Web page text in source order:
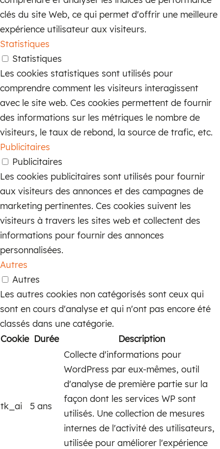
clés du site Web, ce qui permet d'offrir une meilleure
expérience utilisateur aux visiteurs.
Statistiques
Statistiques
Les cookies statistiques sont utilisés pour
comprendre comment les visiteurs interagissent
avec le site web. Ces cookies permettent de fournir
des informations sur les métriques le nombre de
visiteurs, le taux de rebond, la source de trafic, etc.
Publicitaires
Publicitaires
Les cookies publicitaires sont utilisés pour fournir
aux visiteurs des annonces et des campagnes de
marketing pertinentes. Ces cookies suivent les
visiteurs à travers les sites web et collectent des
informations pour fournir des annonces
personnalisées.
Autres
Autres
Les autres cookies non catégorisés sont ceux qui
sont en cours d'analyse et qui n'ont pas encore été
classés dans une catégorie.
Cookie Durée Description
tk_ai 5 ans
Collecte d'informations pour
WordPress par eux-mêmes, outil
d'analyse de première partie sur la
façon dont les services WP sont
utilisés. Une collection de mesures
internes de l'activité des utilisateurs,
utilisée pour améliorer l'expérience